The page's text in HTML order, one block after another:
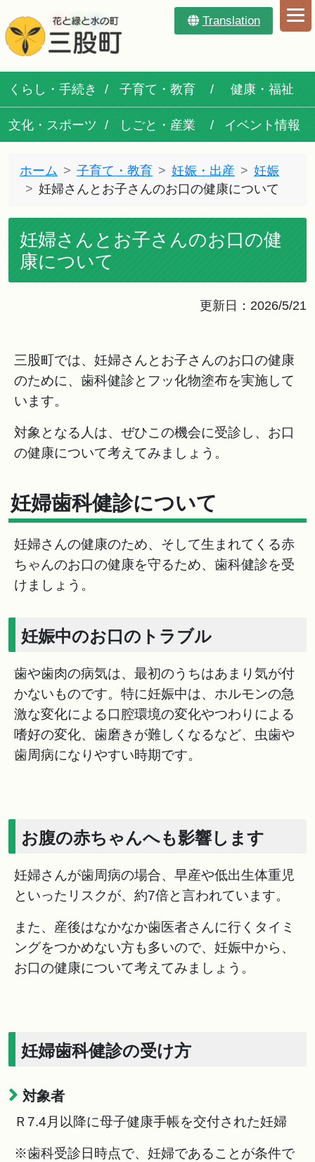
Translation
くらし・手続き 子育て・教育 健康・福祉
文化・スポーツ しごと・産業 イベント情報
ホーム 子育て・教育 妊娠・出産
妊娠
妊婦さんとお子さんのお口の健康について
妊婦さんとお子さんのお口の健
康について
更新日：2026/5/21
三股町では、妊婦さんとお子さんのお口の健康
のために、歯科健診とフッ化物塗布を実施して
います。
対象となる人は、ぜひこの機会に受診し、お口
の健康について考えてみましょう。
妊婦歯科健診について
妊婦さんの健康のため、そして生まれてくる赤
ちゃんのお口の健康を守るため、歯科健診を受
けましょう。
妊娠中のお口のトラブル
歯や歯肉の病気は、最初のうちはあまり気が付
かないものです。特に妊娠中は、ホルモンの急
激な変化による口腔環境の変化やつわりによる
嗜好の変化、歯磨きが難しくなるなど、虫歯や
歯周病になりやすい時期です。
お腹の赤ちゃんへも影響します
妊婦さんが歯周病の場合、早産や低出生体重児
といったリスクが、約7倍と言われています。
また、産後はなかなか歯医者さんに行くタイミ
ングをつかめない方も多いので、妊娠中から、
お口の健康について考えてみましょう。
妊婦歯科健診の受け方
対象者
Ｒ7.4月以降に母子健康手帳を交付された妊婦
※歯科受診日時点で、妊婦であることが条件で